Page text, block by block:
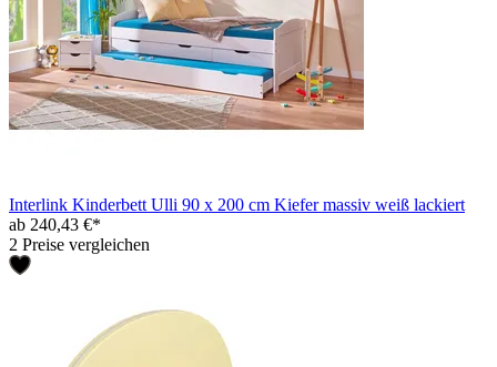
Interlink Kinderbett Ulli 90 x 200 cm Kiefer massiv weiß lackiert
ab 240,43 €*
2 Preise vergleichen